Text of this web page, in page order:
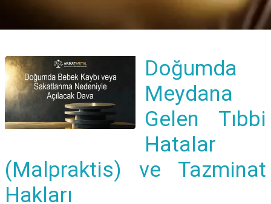
Doğumda
Meydana
Gelen Tıbbi
Hatalar
(Malpraktis) ve Tazminat
Hakları